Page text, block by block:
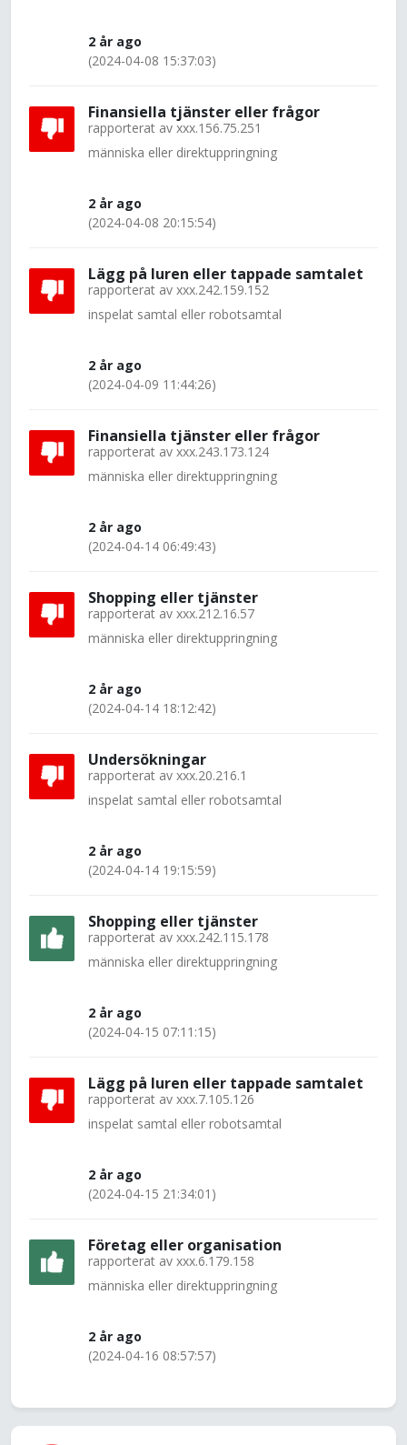
2 år ago
(2024-04-08 15:37:03)
Finansiella tjänster eller frågor
rapporterat av xxx.156.75.251
människa eller direktuppringning
2 år ago
(2024-04-08 20:15:54)
Lägg på luren eller tappade samtalet
rapporterat av xxx.242.159.152
inspelat samtal eller robotsamtal
2 år ago
(2024-04-09 11:44:26)
Finansiella tjänster eller frågor
rapporterat av xxx.243.173.124
människa eller direktuppringning
2 år ago
(2024-04-14 06:49:43)
Shopping eller tjänster
rapporterat av xxx.212.16.57
människa eller direktuppringning
2 år ago
(2024-04-14 18:12:42)
Undersökningar
rapporterat av xxx.20.216.1
inspelat samtal eller robotsamtal
2 år ago
(2024-04-14 19:15:59)
Shopping eller tjänster
rapporterat av xxx.242.115.178
människa eller direktuppringning
2 år ago
(2024-04-15 07:11:15)
Lägg på luren eller tappade samtalet
rapporterat av xxx.7.105.126
inspelat samtal eller robotsamtal
2 år ago
(2024-04-15 21:34:01)
Företag eller organisation
rapporterat av xxx.6.179.158
människa eller direktuppringning
2 år ago
(2024-04-16 08:57:57)